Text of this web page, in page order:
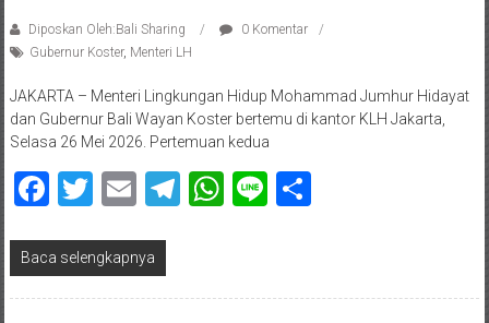
Diposkan Oleh:Bali Sharing
0 Komentar
Gubernur Koster, Menteri LH
JAKARTA – Menteri Lingkungan Hidup Mohammad Jumhur Hidayat
dan Gubernur Bali Wayan Koster bertemu di kantor KLH Jakarta,
Selasa 26 Mei 2026. Pertemuan kedua
Facebook
Twitter
EmailTelegram
WhatsApp
LineShare
Baca selengkapnya